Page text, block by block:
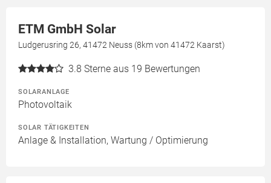
ETM GmbH Solar
Ludgerusring 26, 41472 Neuss (8km von 41472 Kaarst)
3.8 Sterne aus 19 Bewertungen
SOLARANLAGE
Photovoltaik
SOLAR TÄTIGKEITEN
Anlage & Installation, Wartung / Optimierung